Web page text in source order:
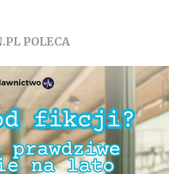
POLECA